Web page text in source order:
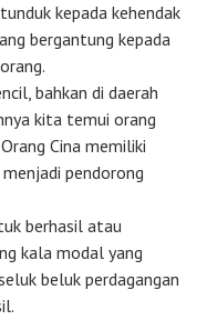
kepada kehendak
bergantung kepada
bahkan di daerah
kita temui orang
Cina memiliki
pendorong
berhasil atau
kala modal yang
beluk perdagangan